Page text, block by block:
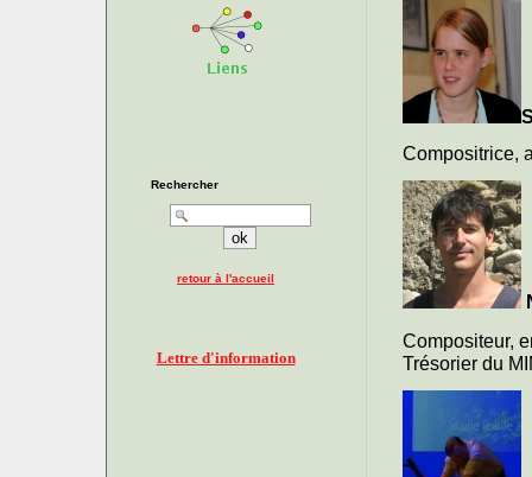
Compositrice,
Compositeur,
Trésorier du
Rechercher
retour à l'accueil
Lettre d'information